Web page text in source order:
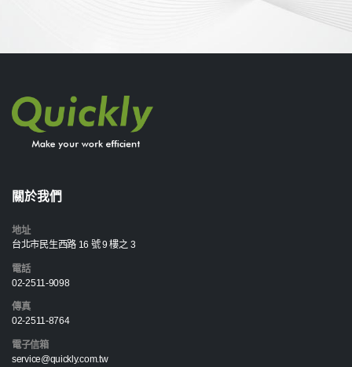
關於我們
地址
台北市民生西路 16 號 9 樓之 3
電話
02-2511-9098
傳真
02-2511-8764
電子信箱
service@quickly.com.tw